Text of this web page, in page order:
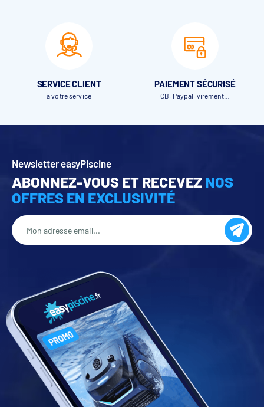
SERVICE CLIENT
à votre service
PAIEMENT SÉCURISÉ
CB, Paypal, virement…
Newsletter easyPiscine
ABONNEZ-VOUS ET RECEVEZ NOS
OFFRES EN EXCLUSIVITÉ